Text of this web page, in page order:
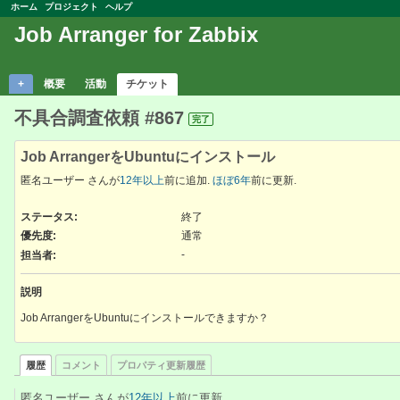
ホーム プロジェクト ヘルプ
Job Arranger for Zabbix
+ 概要 活動 チケット
不具合調査依頼 #867 完了
Job ArrangerをUbuntuにインストール
匿名ユーザー さんが12年以上前に追加. ほぼ6年前に更新.
ステータス:
終了
優先度:
通常
担当者:
-
説明
Job ArrangerをUbuntuにインストールできますか？
履歴 コメント プロパティ更新履歴